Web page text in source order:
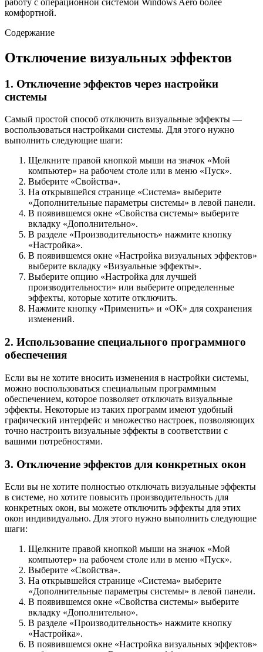
комфортной.
Содержание
Отключение визуальных эффектов
1. Отключение эффектов через настройки
системы
Самый простой способ отключить визуальные эффекты —
воспользоваться настройками системы. Для этого нужно
выполнить следующие шаги:
Щелкните правой кнопкой мыши на значок «Мой
компьютер» на рабочем столе или в меню «Пуск».
Выберите «Свойства».
На открывшейся странице «Система» выберите
«Дополнительные параметры системы» в левой панели.
В появившемся окне «Свойства системы» выберите
вкладку «Дополнительно».
В разделе «Производительность» нажмите кнопку
«Настройка».
В появившемся окне «Настройка визуальных эффектов»
выберите вкладку «Визуальные эффекты».
Выберите опцию «Настройка для лучшей
производительности» или выберите определенные
эффекты, которые хотите отключить.
Нажмите кнопку «Применить» и «ОК» для сохранения
изменений.
2. Использование специального программного
обеспечения
Если вы не хотите вносить изменения в настройки системы,
можно воспользоваться специальным программным
обеспечением, которое позволяет отключать визуальные
эффекты. Некоторые из таких программ имеют удобный
графический интерфейс и множество настроек, позволяющих
точно настроить визуальные эффекты в соответствии с
вашими потребностями.
3. Отключение эффектов для конкретных окон
Если вы не хотите полностью отключать визуальные эффекты
в системе, но хотите повысить производительность для
конкретных окон, вы можете отключить эффекты для этих
окон индивидуально. Для этого нужно выполнить следующие
шаги:
Щелкните правой кнопкой мыши на значок «Мой
компьютер» на рабочем столе или в меню «Пуск».
Выберите «Свойства».
На открывшейся странице «Система» выберите
«Дополнительные параметры системы» в левой панели.
В появившемся окне «Свойства системы» выберите
вкладку «Дополнительно».
В разделе «Производительность» нажмите кнопку
«Настройка».
В появившемся окне «Настройка визуальных эффектов»